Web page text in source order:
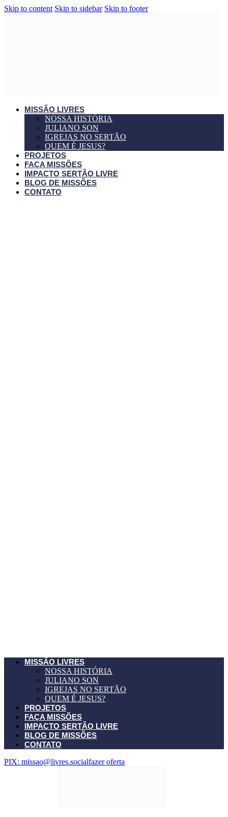
Skip to content Skip to sidebar Skip to footer
MISSÃO LIVRES
NOSSA HISTÓRIA
JULIANO SON
IGREJAS NO SERTÃO
QUEM É JESUS?
PROJETOS
FAÇA MISSÕES
IMPACTO SERTÃO LIVRE
BLOG DE MISSÕES
CONTATO
MISSÃO LIVRES
NOSSA HISTÓRIA
JULIANO SON
IGREJAS NO SERTÃO
QUEM É JESUS?
PROJETOS
FAÇA MISSÕES
IMPACTO SERTÃO LIVRE
BLOG DE MISSÕES
CONTATO
PIX: missao@livres.socialfazer oferta